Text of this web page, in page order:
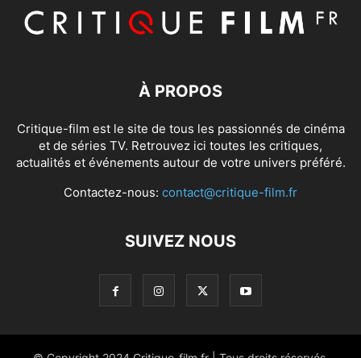
À PROPOS
Critique-film est le site de tous les passionnés de cinéma
et de séries TV. Retrouvez ici toutes les critiques,
actualités et événements autour de votre univers préféré.
Contactez-nous: contact@critique-film.fr
SUIVEZ NOUS